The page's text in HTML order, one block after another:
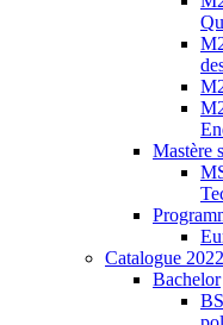
Mastère
Catalogue
Bachelor